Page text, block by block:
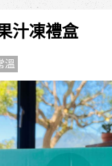
汁凍禮盒
溫